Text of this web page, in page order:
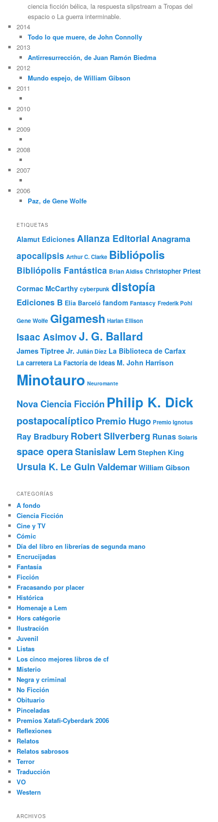
ciencia ficción bélica, la respuesta slipstream a Tropas del
espacio o La guerra interminable.
2014
Todo lo que muere, de John Connolly
2013
Antirresurrección, de Juan Ramón Biedma
2012
Mundo espejo, de William Gibson
2011
2010
2009
2008
2007
2006
Paz, de Gene Wolfe
ETIQUETAS
Alamut Ediciones Alianza Editorial Anagrama
apocalipsis Arthur C. Clarke Bibliópolis
Bibliópolis Fantástica Brian Aldiss Christopher Priest
Cormac McCarthy cyberpunk distopía
Ediciones B Elia Barceló fandom Fantascy Frederik Pohl
Gene Wolfe Gigamesh Harlan Ellison
Isaac AsimovJ. G. Ballard
James Tiptree Jr. Julián Díez La Biblioteca de Carfax
La carretera La Factoría de Ideas M. John Harrison
Minotauro Neuromante
Nova Ciencia Ficción Philip K. Dick
postapocalípticoPremio Hugo Premio Ignotus
Ray Bradbury Robert Silverberg Runas Solaris
space operaStanislaw Lem Stephen King
Ursula K. Le GuinValdemarWilliam Gibson
CATEGORÍAS
A fondo
Ciencia Ficción
Cine y TV
Cómic
Día del libro en librerías de segunda mano
Encrucijadas
Fantasía
Ficción
Fracasando por placer
Histórica
Homenaje a Lem
Hors catégorie
Ilustración
Juvenil
Listas
Los cinco mejores libros de cf
Misterio
Negra y criminal
No Ficción
Obituario
Pinceladas
Premios Xatafi-Cyberdark 2006
Reflexiones
Relatos
Relatos sabrosos
Terror
Traducción
VO
Western
ARCHIVOS